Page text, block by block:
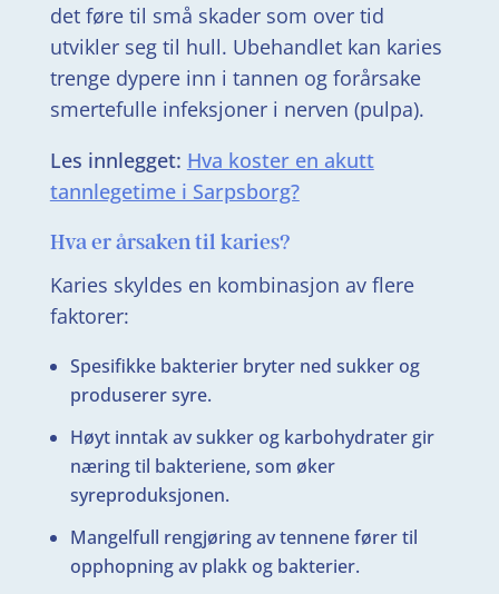
det føre til små skader som over tid
utvikler seg til hull. Ubehandlet kan karies
trenge dypere inn i tannen og forårsake
smertefulle infeksjoner i nerven (pulpa).
Les innlegget: Hva koster en akutt
tannlegetime i Sarpsborg?
Hva er årsaken til karies?
Karies skyldes en kombinasjon av flere
faktorer:
Spesifikke bakterier bryter ned sukker og
produserer syre.
Høyt inntak av sukker og karbohydrater gir
næring til bakteriene, som øker
syreproduksjonen.
Mangelfull rengjøring av tennene fører til
opphopning av plakk og bakterier.